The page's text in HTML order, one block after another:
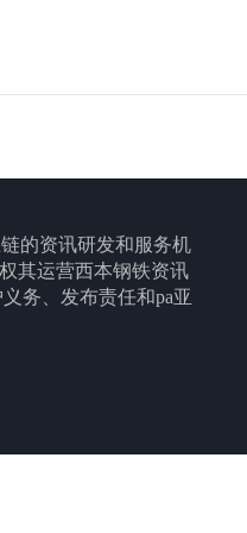
的资讯研发和服务机
其运营西本钢铁资讯
务、发布责任和pa亚